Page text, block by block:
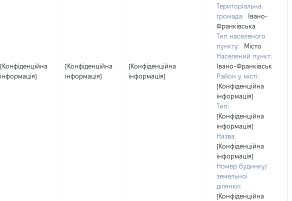
[Конфіденційна
інформація]
[Конфіденційна
інформація]
[Конфіденційна
інформація]
Територіальна
громада:
Івано-
Франківська
Тип населеного
пункту:
Місто
Населений пункт:
Івано-Франківськ
Район у місті:
[Конфіденційна
інформація]
Тип:
[Конфіденційна
інформація]
Назва:
[Конфіденційна
інформація]
Номер будинку/
земельної
ділянки:
[Конфіденційна